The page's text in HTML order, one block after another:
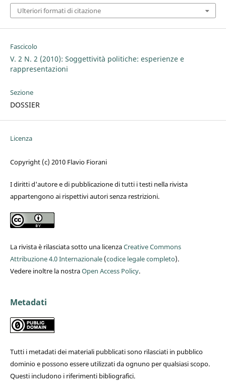
Ulteriori formati di citazione
Fascicolo
V. 2 N. 2 (2010): Soggettività politiche: esperienze e
rappresentazioni
Sezione
DOSSIER
Licenza
Copyright (c) 2010 Flavio Fiorani
I diritti d'autore e di pubblicazione di tutti i testi nella rivista
appartengono ai rispettivi autori senza restrizioni.
La rivista è rilasciata sotto una licenzaCreative Commons
Attribuzione 4.0 Internazionale(codice legale completo).
Vedere inoltre la nostraOpen Access Policy.
Metadati
Tutti i metadati dei materiali pubblicati sono rilasciati in pubblico
dominio e possono essere utilizzati da ognuno per qualsiasi scopo.
Questi includono i riferimenti bibliografici.